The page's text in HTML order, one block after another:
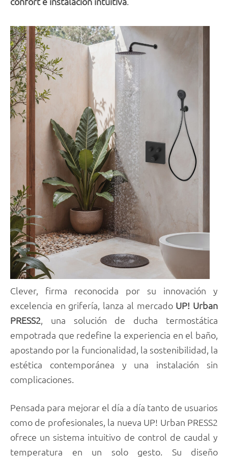
Clever, firma reconocida por su innovación y
excelencia en grifería, lanza al mercado UP! Urban
PRESS2, una solución de ducha termostática
empotrada que redefine la experiencia en el baño,
apostando por la funcionalidad, la sostenibilidad, la
estética contemporánea y una instalación sin
complicaciones.
Pensada para mejorar el día a día tanto de usuarios
como de profesionales, la nueva UP! Urban PRESS2
ofrece un sistema intuitivo de control de caudal y
temperatura en un solo gesto. Su diseño